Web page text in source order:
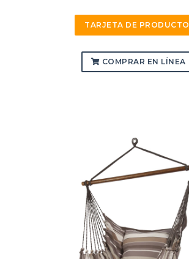
TARJETA DE PRODUCTO
COMPRAR EN LÍNEA